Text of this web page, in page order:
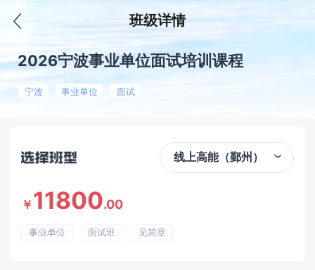
班级详情
2026宁波事业单位面试培训课程
宁波 事业单位 面试
线上高能（鄞州）
￥ 11800.00
事业单位 面试班 见简章